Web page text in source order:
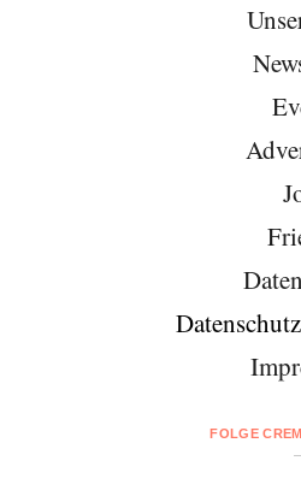
FOLGE